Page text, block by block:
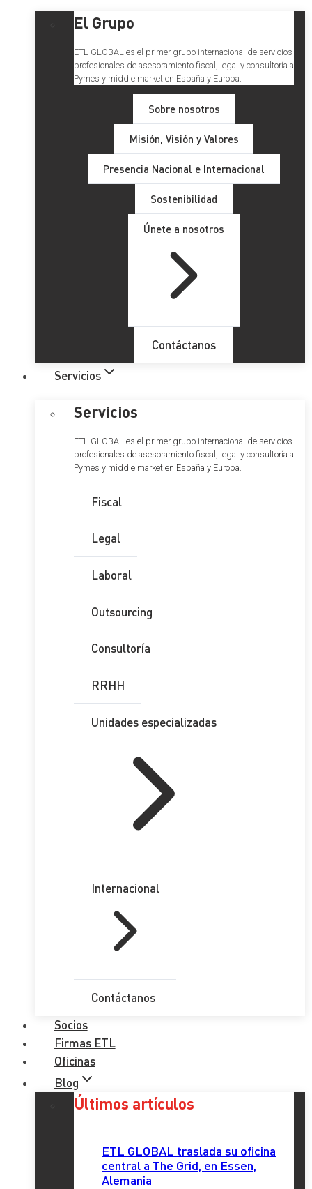
El Grupo
ETL GLOBAL es el primer grupo internacional de servicios
profesionales de asesoramiento fiscal, legal y consultoría a
Pymes y middle market en España y Europa.
Sobre nosotros
Misión, Visión y Valores
Presencia Nacional e Internacional
Sostenibilidad
Únete a nosotros
Contáctanos
Servicios
Servicios
ETL GLOBAL es el primer grupo internacional de servicios
profesionales de asesoramiento fiscal, legal y consultoría a
Pymes y middle market en España y Europa.
Fiscal
Legal
Laboral
Outsourcing
Consultoría
RRHH
Unidades especializadas
Internacional
Contáctanos
Socios
Firmas ETL
Oficinas
Blog
Últimos artículos
ETL GLOBAL traslada su oficina
central a The Grid, en Essen,
Alemania